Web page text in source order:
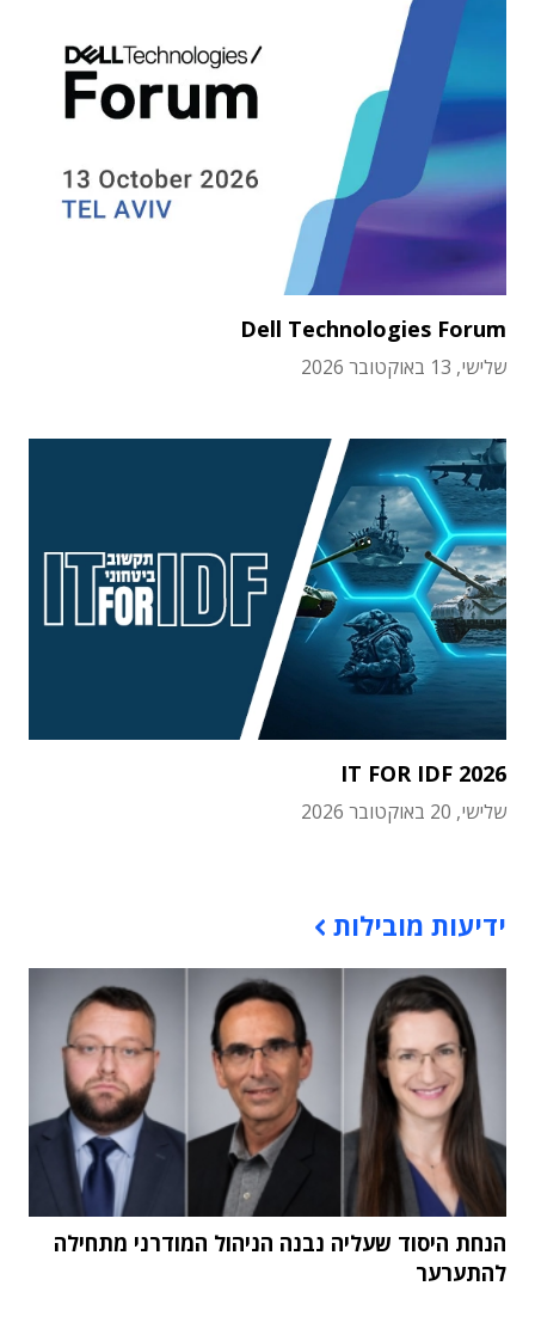
Dell Technologies Forum
שלישי, 13 באוקטובר 2026
IT FOR IDF 2026
שלישי, 20 באוקטובר 2026
ידיעות מובילות
הנחת היסוד שעליה נבנה הניהול המודרני מתחילה
להתערער